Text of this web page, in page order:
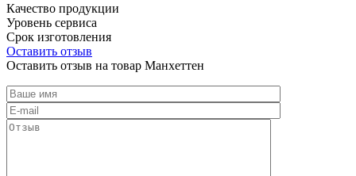
Качество продукции
Уровень сервиса
Срок изготовления
Оставить отзыв
Оставить отзыв на товар Манхеттен